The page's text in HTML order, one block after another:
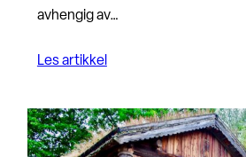
avhengig av…
Les artikkel